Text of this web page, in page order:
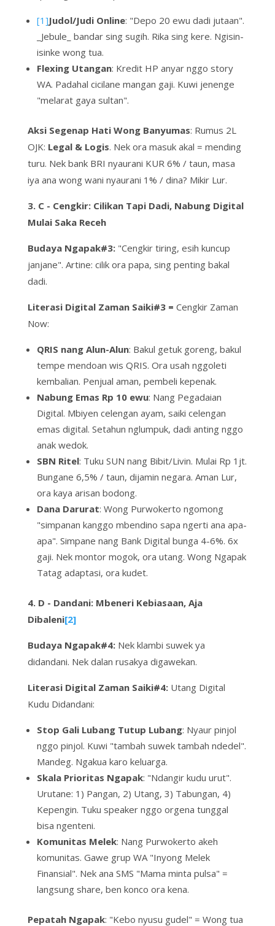
[1]Judol/Judi Online: "Depo 20 ewu dadi jutaan".
_Jebule_ bandar sing sugih. Rika sing kere. Ngisin-
isinke wong tua.
Flexing Utangan: Kredit HP anyar nggo story
WA. Padahal cicilane mangan gaji. Kuwi jenenge
"melarat gaya sultan".
Aksi Segenap Hati Wong Banyumas: Rumus 2L
OJK: Legal & Logis. Nek ora masuk akal = mending
turu. Nek bank BRI nyaurani KUR 6% / taun, masa
iya ana wong wani nyaurani 1% / dina? Mikir Lur.
3. C - Cengkir: Cilikan Tapi Dadi, Nabung Digital
Mulai Saka Receh
Budaya Ngapak#3: "Cengkir tiring, esih kuncup
janjane". Artine: cilik ora papa, sing penting bakal
dadi.
Literasi Digital Zaman Saiki#3 = Cengkir Zaman
Now:
QRIS nang Alun-Alun: Bakul getuk goreng, bakul
tempe mendoan wis QRIS. Ora usah nggoleti
kembalian. Penjual aman, pembeli kepenak.
Nabung Emas Rp 10 ewu: Nang Pegadaian
Digital. Mbiyen celengan ayam, saiki celengan
emas digital. Setahun nglumpuk, dadi anting nggo
anak wedok.
SBN Ritel: Tuku SUN nang Bibit/Livin. Mulai Rp 1jt.
Bungane 6,5% / taun, dijamin negara. Aman Lur,
ora kaya arisan bodong.
Dana Darurat: Wong Purwokerto ngomong
"simpanan kanggo mbendino sapa ngerti ana apa-
apa". Simpane nang Bank Digital bunga 4-6%. 6x
gaji. Nek montor mogok, ora utang. Wong Ngapak
Tatagadaptasi, ora kudet.
4. D - Dandani: Mbeneri Kebiasaan, Aja
Dibaleni[2]
Budaya Ngapak#4: Nek klambi suwek ya
didandani. Nek dalan rusakya digawekan.
Literasi Digital Zaman Saiki#4: Utang Digital
Kudu Didandani:
Stop Gali Lubang Tutup Lubang: Nyaur pinjol
nggo pinjol. Kuwi "tambah suwek tambah ndedel".
Mandeg. Ngakua karo keluarga.
Skala Prioritas Ngapak: "Ndangir kudu urut".
Urutane: 1) Pangan, 2) Utang, 3) Tabungan, 4)
Kepengin. Tuku speakernggo orgena tunggal
bisa ngenteni.
Komunitas Melek: Nang Purwokerto akeh
komunitas. Gawe grup WA "Inyong Melek
Finansial". Nek ana SMS "Mama minta pulsa" =
langsung share, ben konco ora kena.
Pepatah Ngapak: "Kebo nyusu gudel" = Wong tua